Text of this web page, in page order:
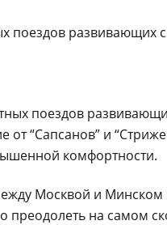
поездов
поездов
от “Сапсанов” и
комфортности.
Москвой и Минском
на самом